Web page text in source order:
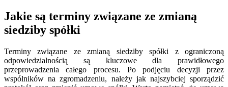
Jakie są terminy związane ze zmianą
siedziby spółki
Terminy związane ze zmianą siedziby spółki z ograniczoną
odpowiedzialnością są kluczowe dla prawidłowego
przeprowadzenia całego procesu. Po podjęciu decyzji przez
wspólników na zgromadzeniu, należy jak najszybciej sporządzić